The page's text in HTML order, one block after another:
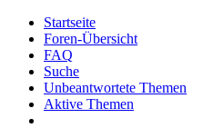
Startseite
Foren-Übersicht
FAQ
Suche
Unbeantwortete Themen
Aktive Themen